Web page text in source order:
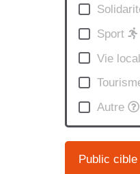
Sport
Vie
Autre
Public cible
|©
OpenStreetMap